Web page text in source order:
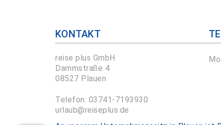
KONTAKT
reise plus GmbH
Dammstraße 4
08527 Plauen
Telefon: 03741-7193930
urlaub@reiseplus.de